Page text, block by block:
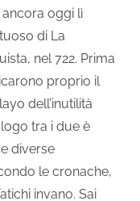
ancora oggi lì
di La
nel 722. Prima
proprio il
dell’inutilità
tra i due è
diverse
le cronache,
invano. Sai